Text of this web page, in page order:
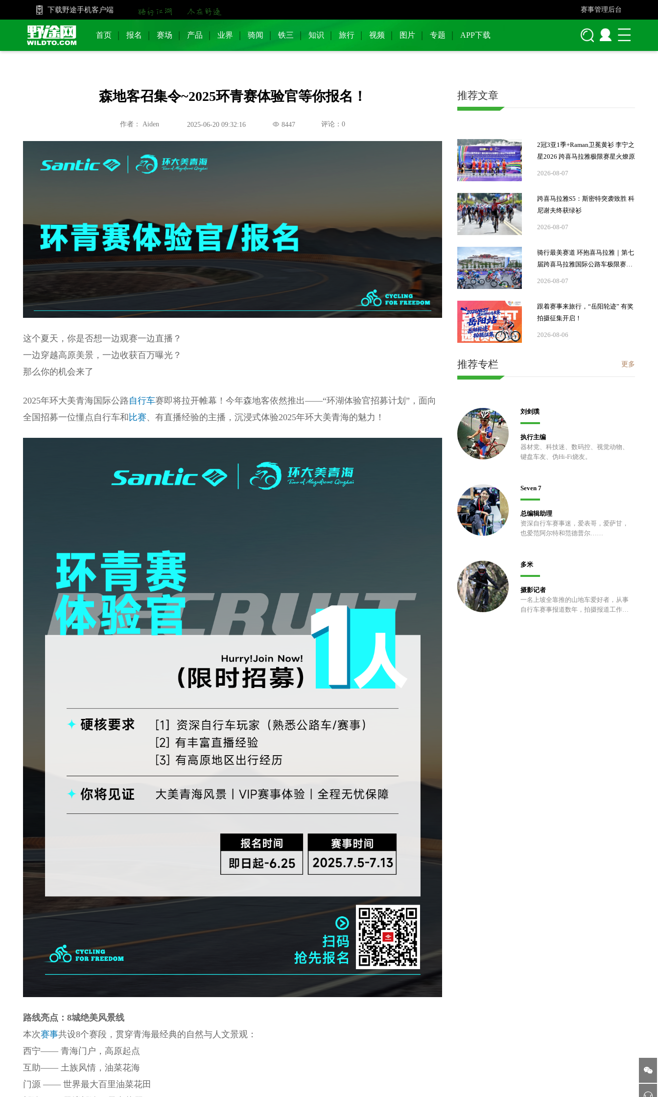
下载野途手机客户端 赛事管理后台
首页 报名 赛场 产品 业界 骑闻 铁三 知识 旅行 视频 图片 专题 APP下载
森地客召集令~2025环青赛体验官等你报名！
作者： Aiden 2025-06-20 09:32:16 8447 评论：0
这个夏天，你是否想一边观赛一边直播？
一边穿越高原美景，一边收获百万曝光？
那么你的机会来了
2025年环大美青海国际公路自行车赛即将拉开帷幕！今年森地客依然推出——“环湖体验官招募计划”，面向
全国招募一位懂点自行车和 比赛、有直播经验的主播，沉浸式体验2025年环大美青海的魅力！
路线亮点：8城绝美风景线
本次赛事共设8个赛段，贯穿青海最经典的自然与人文景观：
西宁—— 青海门户，高原起点
互助—— 土族风情，油菜花海
门源 —— 世界最大百里油菜花田
推荐文章
2冠3亚1季+Raman卫冕黄衫 李宁之
星2026 跨喜马拉雅极限赛星火燎原
2026-08-07
跨喜马拉雅S5：斯密特突袭致胜 科
尼谢夫终获绿衫
2026-08-07
骑行最美赛道 环抱喜马拉雅｜第七
届跨喜马拉雅国际公路车极限赛落
2026-08-07
跟着赛事来旅行，“岳阳轮迹” 有奖
拍摄征集开启！
2026-08-06
推荐专栏 更多
刘剑璞
执行主编
器材党、科技迷、数码控、视觉动物、
键盘车友、伪Hi-Fi烧友。
Seven 7
总编辑助理
资深自行车赛事迷，爱表哥，爱萨甘，
也爱范阿尔特和范德普尔……
多米
摄影记者
一名上坡全靠推的山地车爱好者，从事
自行车赛事报道数年，拍摄报道工作之